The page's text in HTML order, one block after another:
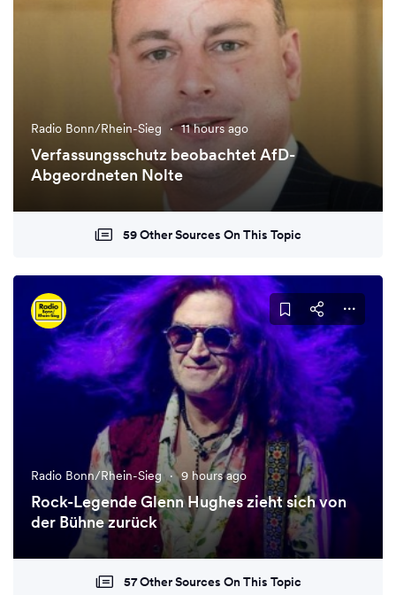
Radio Bonn/Rhein-Sieg · 11 hours ago
Verfassungsschutz beobachtet AfD-
Abgeordneten Nolte
59 Other Sources On This Topic
Radio Bonn/Rhein-Sieg · 9 hours ago
Rock-Legende Glenn Hughes zieht sich von
der Bühne zurück
57 Other Sources On This Topic